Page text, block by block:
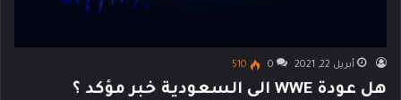
أبريل 22, 2021 0
510
هل عودة WWE الى السعودية خبر مؤكد ؟